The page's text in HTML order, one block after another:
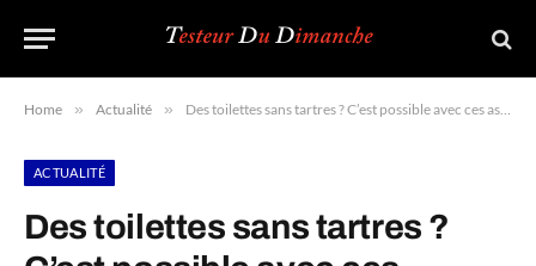
Home » Actualité » Des toilettes sans tartres ? C’est possible avec ces astuces écologiques
ACTUALITÉ
Des toilettes sans tartres ?